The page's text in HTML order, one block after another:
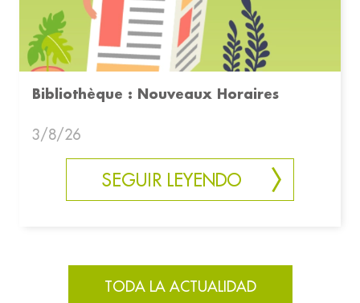
Bibliothèque : Nouveaux Horaires
3/8/26
SEGUIR LEYENDO
TODA LA ACTUALIDAD